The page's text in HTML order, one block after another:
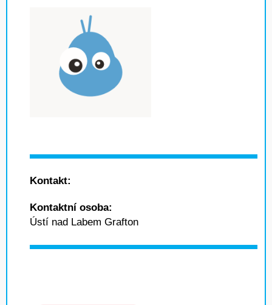
Kontakt:
Kontaktní osoba:
Ústí nad Labem Grafton